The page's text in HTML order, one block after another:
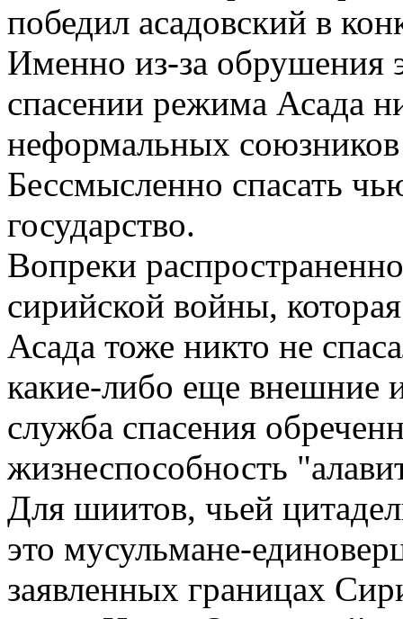
победил асадовский в
Именно из-за обрушения
спасении режима Асада
неформальных
Бессмысленно спасать
государство.
Вопреки
сирийской войны,
Асада тоже никто не
какие-либо еще внешние
служба спасения
жизнеспособность
Для шиитов, чьей
это мусульмане-
заявленных границах